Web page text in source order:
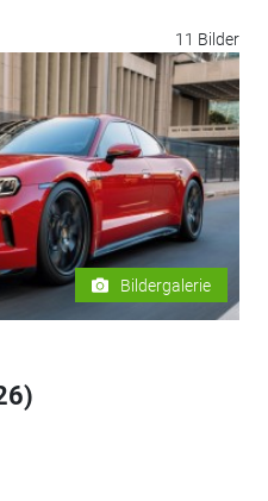
11 Bilder
Bildergalerie